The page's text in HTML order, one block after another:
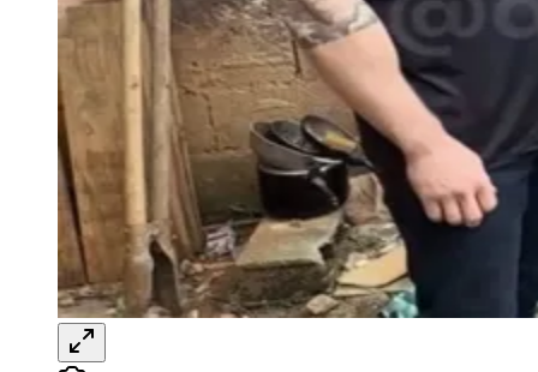
Para Sua Empresa
Anuncie Regional
Guia de Empresas
Vagas na Região Novo
Hub de Negócios
Guia Comercial
Selo Verificado
Portal Educacional
Agenda de Vestibulares
Vagas de Emprego
Concursos
Panorama Econômico
Panorama Econômico